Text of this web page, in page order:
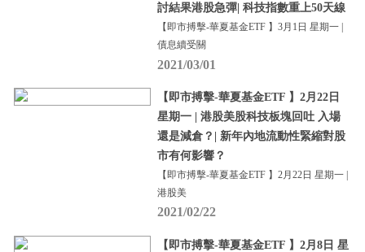
討結果港股急彈| 科技指數重上50天線
【即市搏擊-華夏基金ETF 】3月1日 星期一 |
債息續受關
2021/03/01
【即市搏擊-華夏基金ETF 】2月22日
星期一 | 港股美股科技板塊回吐 入場
還是減倉？| 新年內地流動性緊縮對股
市有何影響？
【即市搏擊-華夏基金ETF 】2月22日 星期一 |
港股美
2021/02/22
【即市搏擊-華夏基金ETF 】2月8日 星